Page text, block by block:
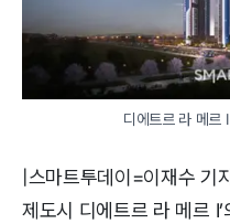
디에트르 라 메르
|스마트투데이=이재수 기
제도시 디에트르 라 메르